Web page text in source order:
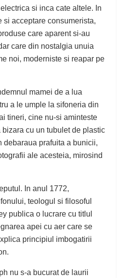
si inca cate altele. In
si acceptare consumerista,
care aparent si-au
care din nostalgia unuia
noi, moderniste si reapar pe
mamei de a lua
a le umple la sifoneria din
tineri, cine nu-si aminteste
cu un tubulet de plastic
debaraua prafuita a bunicii,
ale acesteia, mirosind
In anul 1772,
teologul si filosoful
publica o lucrare cu titlul
apei cu aer care se
principiul imbogatirii
nu s-a bucurat de laurii